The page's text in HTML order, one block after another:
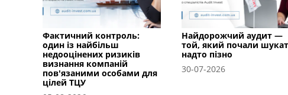
Фактичний контроль:
один із найбільш
недооцінених ризиків
визнання компаній
пов'язаними особами для
цілей ТЦУ
Найдорожчий аудит —
той, який почали
надто пізно
30-07-2026